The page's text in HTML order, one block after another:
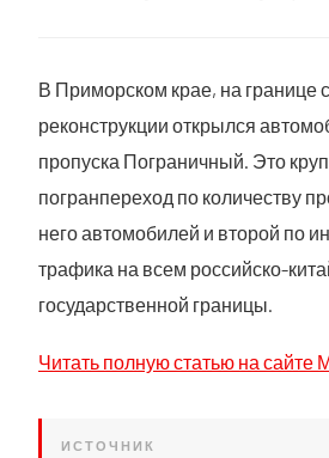
В Приморском крае, на границе
реконструкции открылся
пропуска Пограничный. Это
погранпереход по количеству
него автомобилей и второй по
трафика на всем российско-
государственной границы.
Читать полную статью на сайте
ИСТОЧНИК